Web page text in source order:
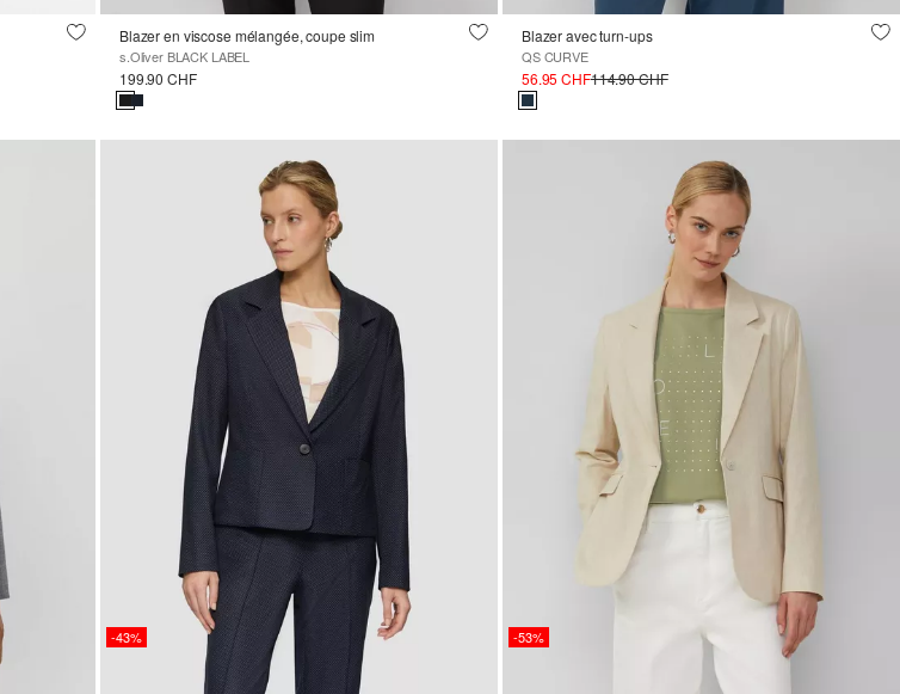
Blazer en viscose mélangée, coupe slim
s.Oliver BLACK LABEL
199.90 CHF
Blazer avec turn-ups
QS CURVE
56.95 CHF114.90 CHF
-43% -53%